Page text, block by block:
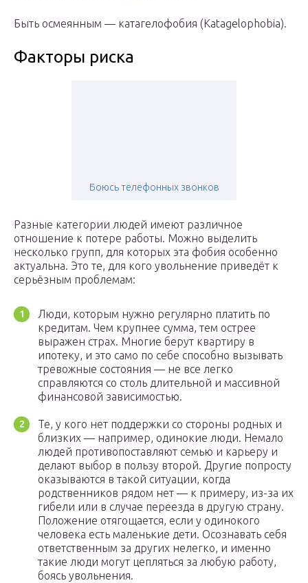
Быть осмеянным — катагелофобия (Katagelophobia).
Факторы риска
Боюсь телефонных звонков
Разные категории людей имеют различное
отношение к потере работы. Можно выделить
несколько групп, для которых эта фобия особенно
актуальна. Это те, для кого увольнение приведёт к
серьёзным проблемам:
Люди, которым нужно регулярно платить по
кредитам. Чем крупнее сумма, тем острее
выражен страх. Многие берут квартиру в
ипотеку, и это само по себе способно вызывать
тревожные состояния — не все легко
справляются со столь длительной и массивной
финансовой зависимостью.
Те, у кого нет поддержки со стороны родных и
близких — например, одинокие люди. Немало
людей противопоставляют семью и карьеру и
делают выбор в пользу второй. Другие попросту
оказываются в такой ситуации, когда
родственников рядом нет — к примеру, из-за их
гибели или в случае переезда в другую страну.
Положение отягощается, если у одинокого
человека есть маленькие дети. Осознавать себя
ответственным за других нелегко, и именно
такие люди могут цепляться за любую работу,
боясь увольнения.